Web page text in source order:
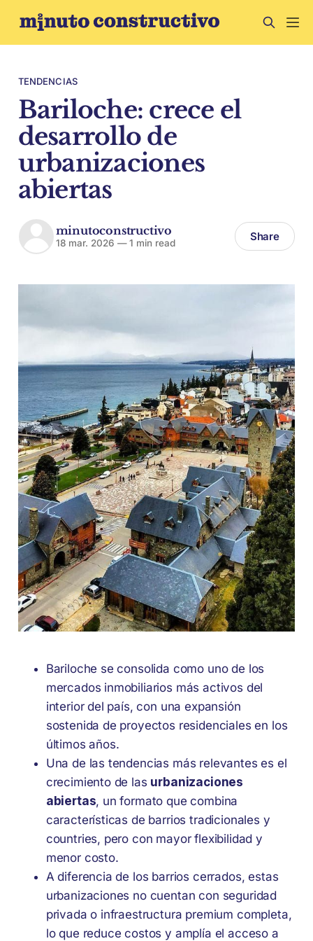
TENDENCIAS
Bariloche: crece el
desarrollo de
urbanizaciones
abiertas
minutoconstructivo
18 mar. 2026 —1 min read Share
Bariloche se consolida como uno de los
mercados inmobiliarios más activos del
interior del país, con una expansión
sostenida de proyectos residenciales en los
últimos años.
Una de las tendencias más relevantes es el
crecimiento de las urbanizaciones
abiertas, un formato que combina
características de barrios tradicionales y
countries, pero con mayor flexibilidad y
menor costo.
A diferencia de los barrios cerrados, estas
urbanizaciones no cuentan con seguridad
privada o infraestructura premium completa,
lo que reduce costos y amplía el acceso a